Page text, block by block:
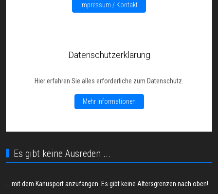
Impressum / Kontakt
Datenschutzerklärung
Hier erfahren Sie alles erforderliche zum Datenschutz.
Mehr Informationen
Es gibt keine Ausreden ...
... mit dem Kanusport anzufangen. Es gibt keine Altersgrenzen nach oben!